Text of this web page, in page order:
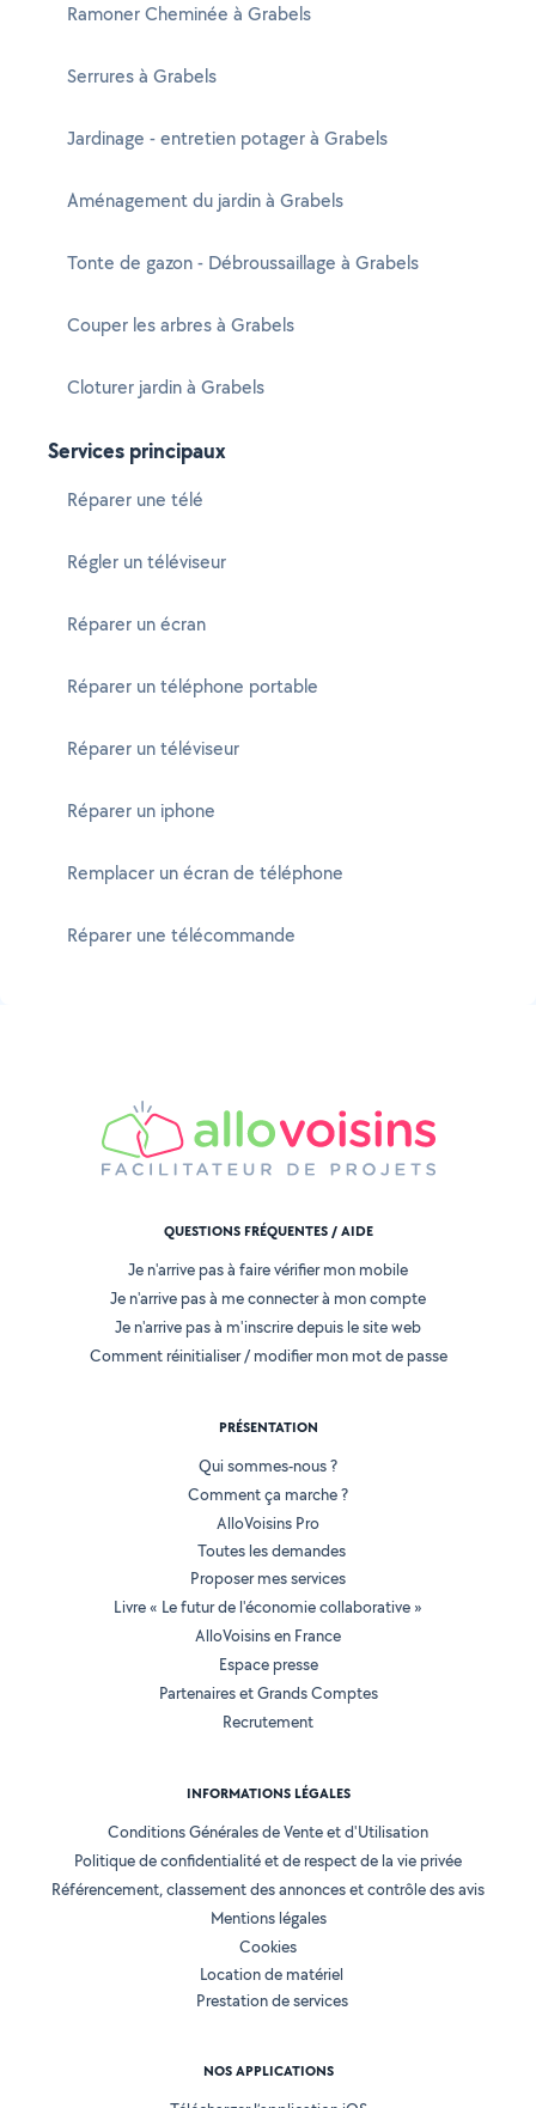
Ramoner Cheminée à Grabels
Serrures à Grabels
Jardinage - entretien potager à Grabels
Aménagement du jardin à Grabels
Tonte de gazon - Débroussaillage à Grabels
Couper les arbres à Grabels
Cloturer jardin à Grabels
Services principaux
Réparer une télé
Régler un téléviseur
Réparer un écran
Réparer un téléphone portable
Réparer un téléviseur
Réparer un iphone
Remplacer un écran de téléphone
Réparer une télécommande
QUESTIONS FRÉQUENTES / AIDE
Je n'arrive pas à faire vérifier mon mobile
Je n'arrive pas à me connecter à mon compte
Je n'arrive pas à m'inscrire depuis le site web
Comment réinitialiser / modifier mon mot de passe
PRÉSENTATION
Qui sommes-nous ?
Comment ça marche ?
AlloVoisins Pro
Toutes les demandes
Proposer mes services
Livre « Le futur de l'économie collaborative »
AlloVoisins en France
Espace presse
Partenaires et Grands Comptes
Recrutement
INFORMATIONS LÉGALES
Conditions Générales de Vente et d'Utilisation
Politique de confidentialité et de respect de la vie privée
Référencement, classement des annonces et contrôle des avis
Mentions légales
Cookies
Location de matériel
Prestation de services
NOS APPLICATIONS